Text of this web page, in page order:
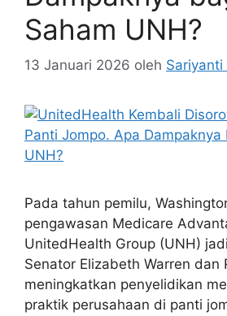
Saham UNH?
13 Januari 2026 oleh Sariyanti
Pada tahun pemilu,
pengawasan Medicare
UnitedHealth Group (UNH)
Senator Elizabeth Warren dan
meningkatkan penyelidikan
praktik perusahaan di panti